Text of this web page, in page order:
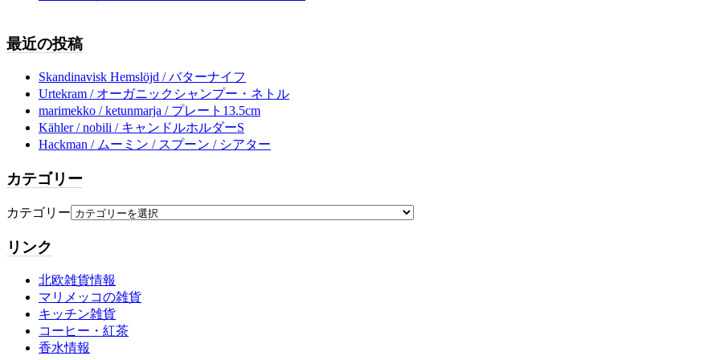
最近の投稿
Skandinavisk Hemslöjd / バターナイフ
Urtekram / オーガニックシャンプー・ネトル
marimekko / ketunmarja / プレート13.5cm
Kähler / nobili / キャンドルホルダーS
Hackman / ムーミン / スプーン / シアター
カテゴリー
カテゴリー
リンク
北欧雑貨情報
マリメッコの雑貨
キッチン雑貨
コーヒー・紅茶
香水情報